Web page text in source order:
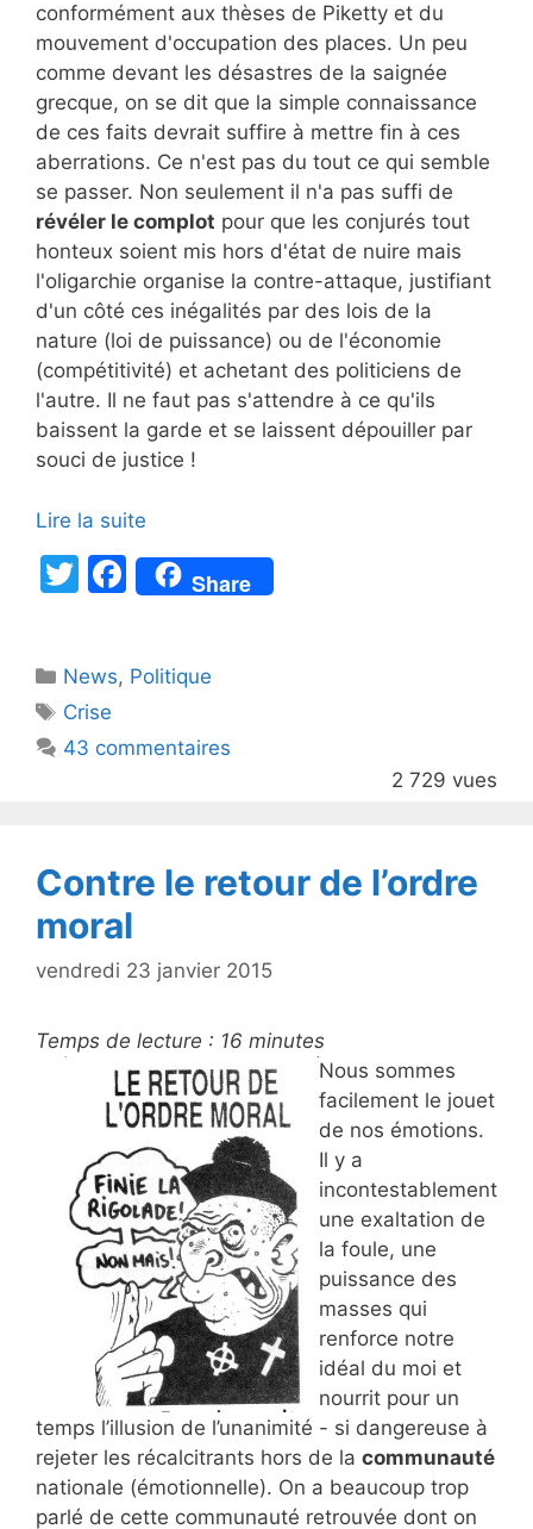
conformément aux thèses de Piketty et du
mouvement d'occupation des places. Un peu
comme devant les désastres de la saignée
grecque, on se dit que la simple connaissance
de ces faits devrait suffire à mettre fin à ces
aberrations. Ce n'est pas du tout ce qui semble
se passer. Non seulement il n'a pas suffi de
révéler le complot pour que les conjurés tout
honteux soient mis hors d'état de nuire mais
l'oligarchie organise la contre-attaque, justifiant
d'un côté ces inégalités par des lois de la
nature (loi de puissance) ou de l'économie
(compétitivité) et achetant des politiciens de
l'autre. Il ne faut pas s'attendre à ce qu'ils
baissent la garde et se laissent dépouiller par
souci de justice !
Lire la suite
T
er
F
a
e
o
Share
Catégories
News, Politique
Étiquettes
Crise
43 commentaires
2 729 vues
Contre le retour de l’ordre
moral
vendredi 23 janvier 2015
Temps de lecture : 16 minutes
Nous sommes
facilement le jouet
de nos émotions.
Il y a
incontestablement
une exaltation de
la foule, une
puissance des
masses qui
renforce notre
idéal du moi et
nourrit pour un
temps l’illusion de l’unanimité - si dangereuse à
rejeter les récalcitrants hors de la communauté
nationale (émotionnelle). On a beaucoup trop
parlé de cette communauté retrouvée dont on